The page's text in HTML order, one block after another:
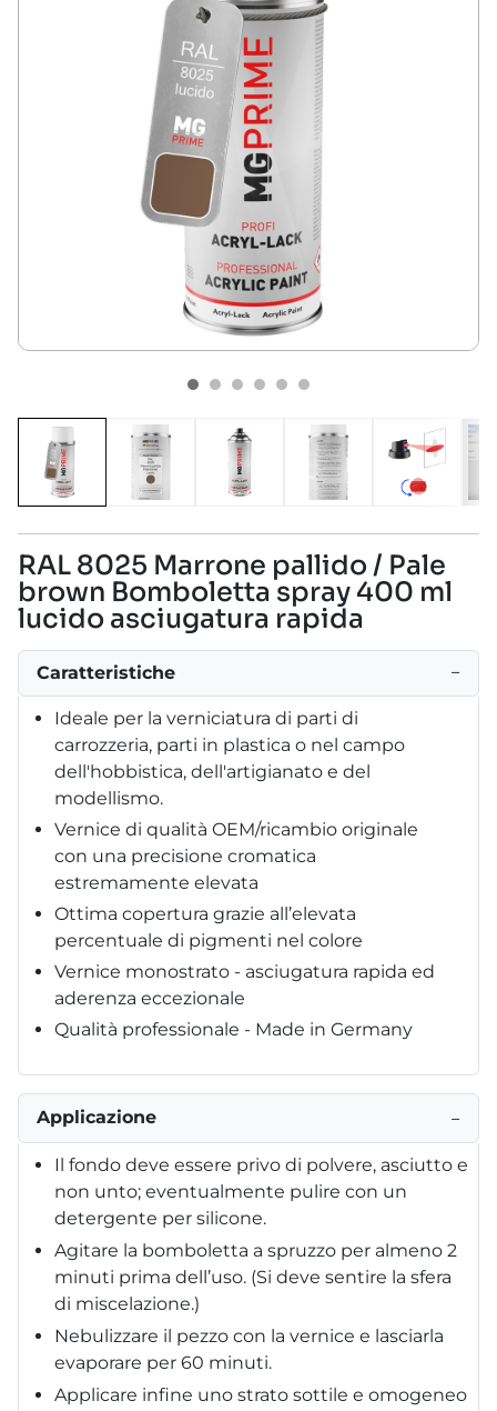
RAL 8025 Marrone pallido / Pale
brown Bomboletta spray 400 ml
lucido asciugatura rapida
Caratteristiche −
Ideale per la verniciatura di parti di
carrozzeria, parti in plastica o nel campo
dell'hobbistica, dell'artigianato e del
modellismo.
Vernice di qualità OEM/ricambio originale
con una precisione cromatica
estremamente elevata
Ottima copertura grazie all’elevata
percentuale di pigmenti nel colore
Vernice monostrato - asciugatura rapida ed
aderenza eccezionale
Qualità professionale - Made in Germany
Applicazione −
Il fondo deve essere privo di polvere, asciutto e
non unto; eventualmente pulire con un
detergente per silicone.
Agitare la bomboletta a spruzzo per almeno 2
minuti prima dell’uso. (Si deve sentire la sfera
di miscelazione.)
Nebulizzare il pezzo con la vernice e lasciarla
evaporare per 60 minuti.
Applicare infine uno strato sottile e omogeneo